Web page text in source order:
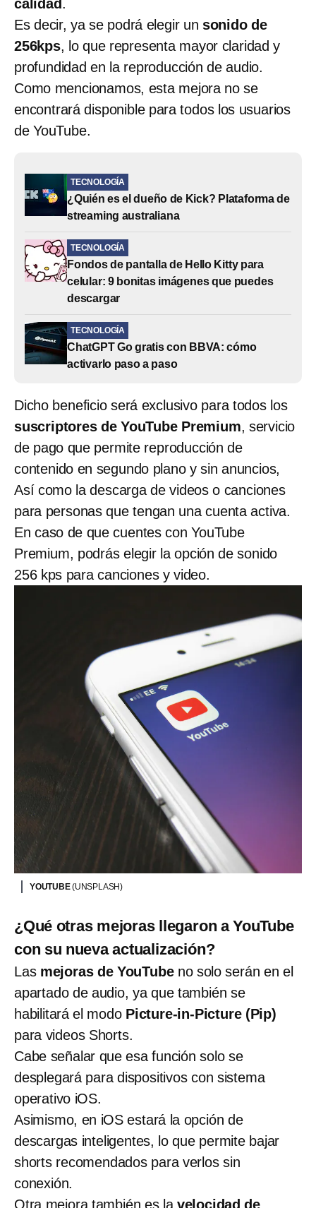
calidad .
Es decir, ya se podrá elegir un sonido de
256kps, lo que representa mayor claridad y
profundidad en la reproducción de audio.
Como mencionamos, esta mejora no se
encontrará disponible para todos los usuarios
de YouTube.
TECNOLOGÍA
¿Quién es el dueño de Kick? Plataforma de
streaming australiana
TECNOLOGÍA
Fondos de pantalla de Hello Kitty para
celular: 9 bonitas imágenes que puedes
descargar
TECNOLOGÍA
ChatGPT Go gratis con BBVA: cómo
activarlo paso a paso
Dicho beneficio será exclusivo para todos los
suscriptores de YouTube Premium, servicio
de pago que permite reproducción de
contenido en segundo plano y sin anuncios,
Así como la descarga de videos o canciones
para personas que tengan una cuenta activa.
En caso de que cuentes con YouTube
Premium, podrás elegir la opción de sonido
256 kps para canciones y video.
YOUTUBE(UNSPLASH)
¿Qué otras mejoras llegaron a YouTube
con su nueva actualización?
Las mejoras de YouTubeno solo serán en el
apartado de audio, ya que también se
habilitará el modo Picture-in-Picture (Pip)
para videos Shorts.
Cabe señalar que esa función solo se
desplegará para dispositivos con sistema
operativo iOS.
Asimismo, en iOS estará la opción de
descargas inteligentes, lo que permite bajar
shorts recomendados para verlos sin
conexión.
Otra mejora también es la velocidad de